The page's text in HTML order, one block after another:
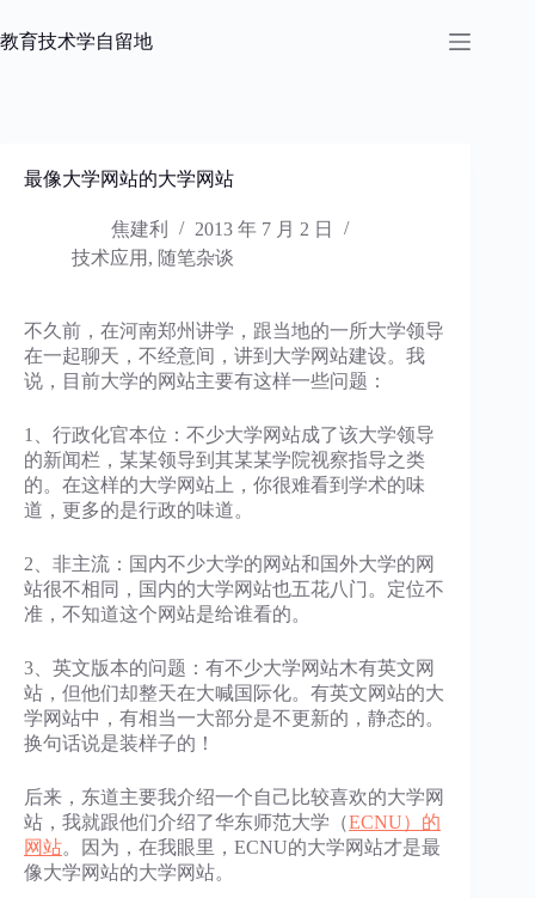
过
教育技术学自留地
最像大学网站的大学网站
焦建利
2013 年 7 月 2 日
技术应用 , 随笔杂谈
不久前，在河南郑州讲学，跟当地的一所大学领导
在一起聊天，不经意间，讲到大学网站建设。我
说，目前大学的网站主要有这样一些问题：
1、行政化官本位：不少大学网站成了该大学领导
的新闻栏，某某领导到其某某学院视察指导之类
的。在这样的大学网站上，你很难看到学术的味
道，更多的是行政的味道。
2、非主流：国内不少大学的网站和国外大学的网
站很不相同，国内的大学网站也五花八门。定位不
准，不知道这个网站是给谁看的。
3、英文版本的问题：有不少大学网站木有英文网
站，但他们却整天在大喊国际化。有英文网站的大
学网站中，有相当一大部分是不更新的，静态的。
换句话说是装样子的！
后来，东道主要我介绍一个自己比较喜欢的大学网
站，我就跟他们介绍了华东师范大学（ECNU）的
网站。因为，在我眼里，ECNU的大学网站才是最
像大学网站的大学网站。